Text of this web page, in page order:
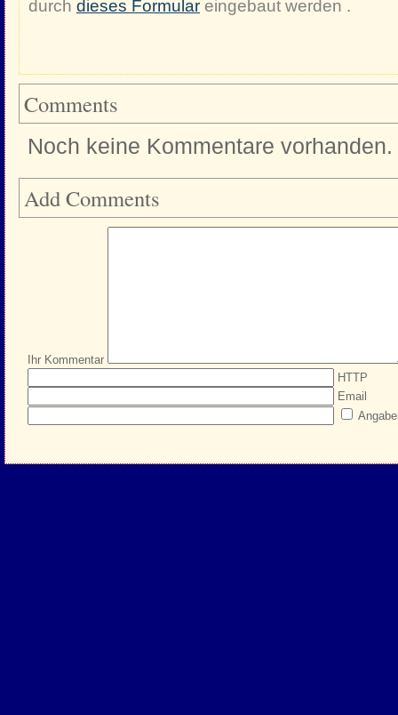
durch dieses Formular eingebaut werden .
Comments
Noch keine Kommentare vorhanden.
Add Comments
Ihr Kommentar
HTTP
Email